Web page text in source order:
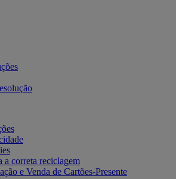
a correta reciclagem
e Venda de Cartões-Presente